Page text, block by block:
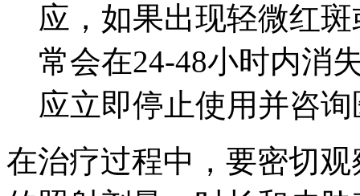
应，如果出现轻微红
常会在24-48小时内消
应立即停止使用并咨
在治疗过程中，要密切